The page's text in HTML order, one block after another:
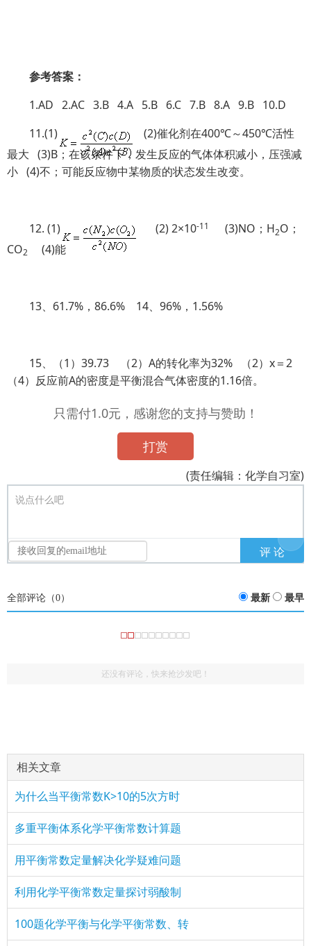
参考答案：
1.AD 2.AC 3.B 4.A 5.B 6.C 7.B 8.A 9.B 10.D
11.(1)
(2)催化剂在400℃～450℃活性
最大 (3)B；在该条件下，发生反应的气体体积减小，压强减
小 (4)不；可能反应物中某物质的状态发生改变。
12. (1) (2) 2×10-11 (3)NO；H2O；
CO2 (4)能
13、61.7%，86.6% 14、96%，1.56%
15、（1）39.73 （2）A的转化率为32% （2）x＝2
（4）反应前A的密度是平衡混合气体密度的1.16倍。
只需付1.0元，感谢您的支持与赞助！
打赏
(责任编辑：化学自习室)
说点什么吧
全部评论（0） 最新 最早
还没有评论，快来抢沙发吧！
相关文章
为什么当平衡常数K>10的5次方时
多重平衡体系化学平衡常数计算题
用平衡常数定量解决化学疑难问题
利用化学平衡常数定量探讨弱酸制
100题化学平衡与化学平衡常数、转